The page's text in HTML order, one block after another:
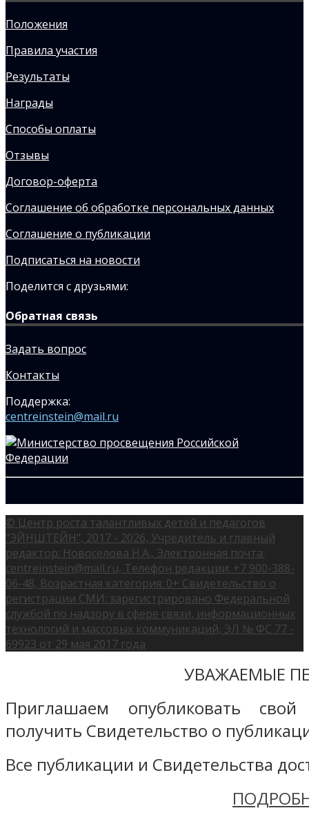
Положения
Правила участия
Результаты
Награды
Способы оплаты
Отзывы
Договор-оферта
Соглашение об обработке персональных данных
Соглашение о публикации
Подписаться на новости
Поделится с друзьями:
Обратная связь
Задать вопрос
Контакты
Поддержка:
centreinstein@mail.ru
© Центр роста талантливых детей и педагогов
"ЭЙНШТЕЙН", 2017 - 2026, Учредитель и главный
редактор: Новоселова Н.А., Электронная почта:
centreinstein@mail.ru, Телефон редакции: +7 900-388-
06-48, Возрастная категория: 0+ Свидетельство о
регистрации СМИ: зарегистрировано Федеральной
службой по надзору в сфере связи, информационных
технологий и массовых коммуникаций, ЭЛ № ФС 77 -
69923 от 29 мая 2017 года
УВАЖАЕМЫЕ
Приглашаем опубликовать
получить Свидетельство о
Все публикации и Свидетельства